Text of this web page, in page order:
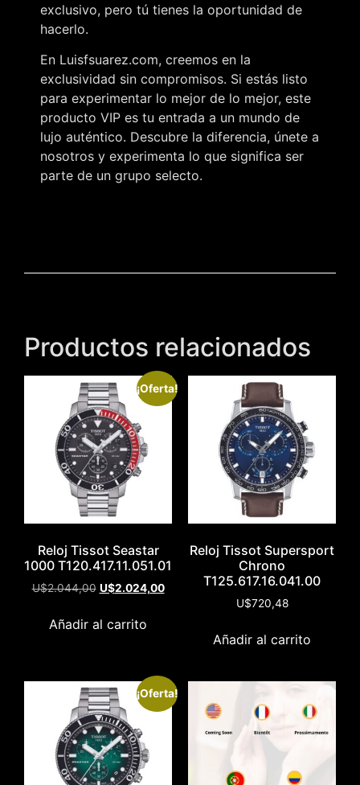
exclusivo, pero tú tienes la oportunidad de
hacerlo.
En Luisfsuarez.com, creemos en la
exclusividad sin compromisos. Si estás listo
para experimentar lo mejor de lo mejor, este
producto VIP es tu entrada a un mundo de
lujo auténtico. Descubre la diferencia, únete a
nosotros y experimenta lo que significa ser
parte de un grupo selecto.
Productos relacionados
¡Oferta!
Reloj Tissot Seastar
1000 T120.417.11.051.01
U$2.044,00 U$2.024,00
Añadir al carrito
Reloj Tissot Supersport
Chrono
T125.617.16.041.00
U$720,48
Añadir al carrito
¡Oferta!